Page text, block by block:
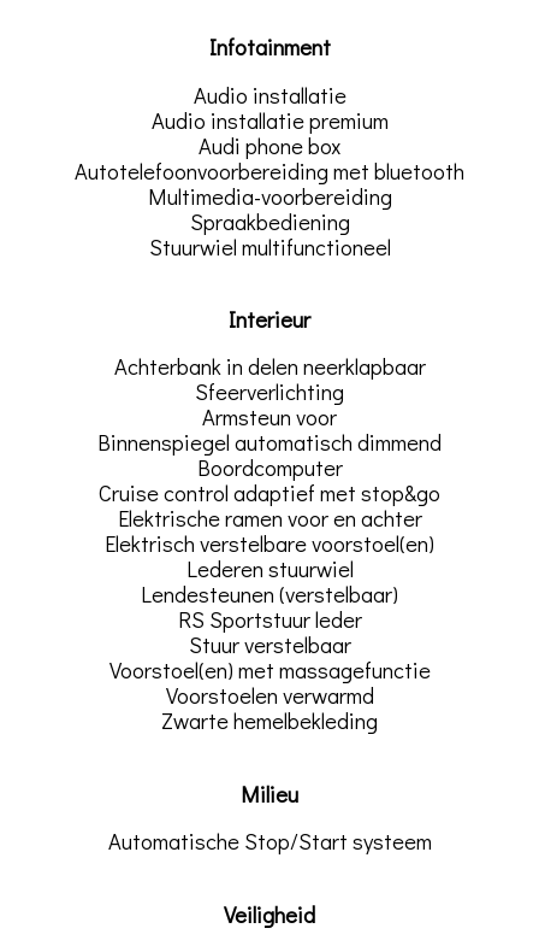
Infotainment
Audio installatie
Audio installatie premium
Audi phone box
Autotelefoonvoorbereiding met bluetooth
Multimedia-voorbereiding
Spraakbediening
Stuurwiel multifunctioneel
Interieur
Achterbank in delen neerklapbaar
Sfeerverlichting
Armsteun voor
Binnenspiegel automatisch dimmend
Boordcomputer
Cruise control adaptief met stop&go
Elektrische ramen voor en achter
Elektrisch verstelbare voorstoel(en)
Lederen stuurwiel
Lendesteunen (verstelbaar)
RS Sportstuur leder
Stuur verstelbaar
Voorstoel(en) met massagefunctie
Voorstoelen verwarmd
Zwarte hemelbekleding
Milieu
Automatische Stop/Start systeem
Veiligheid